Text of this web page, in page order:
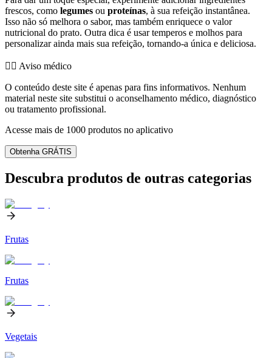
frescos, como legumes ou proteínas, à sua refeição instantânea.
Isso não só melhora o sabor, mas também enriquece o valor
nutricional do prato. Outra dica é usar temperos e molhos para
personalizar ainda mais sua refeição, tornando-a única e deliciosa.
👨‍⚕️️ Aviso médico
O conteúdo deste site é apenas para fins informativos. Nenhum
material neste site substitui o aconselhamento médico, diagnóstico
ou tratamento profissional.
Acesse mais de 1000 produtos no aplicativo
Obtenha GRÁTIS
Descubra produtos de outras categorias
Frutas
Frutas
Vegetais